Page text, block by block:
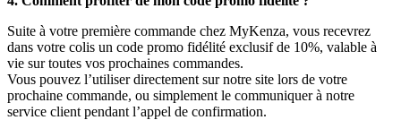
Suite à votre première commande chez MyKenza, vous recevrez
dans votre colis un code promo fidélité exclusif de 10%, valable à
vie sur toutes vos prochaines commandes.
Vous pouvez l’utiliser directement sur notre site lors de votre
prochaine commande, ou simplement le communiquer à notre
service client pendant l’appel de confirmation.